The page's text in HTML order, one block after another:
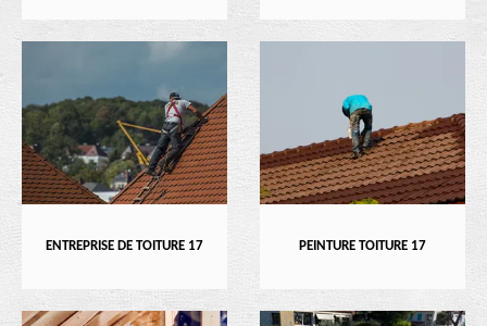
ENTREPRISE DE TOITURE 17 PEINTURE TOITURE 17